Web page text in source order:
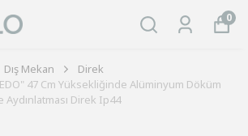
0
Dış Mekan
Direk
47 Cm Yüksekliğinde Alüminyum Döküm
Aydınlatması Direk Ip44